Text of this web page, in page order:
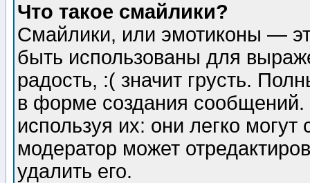
Что такое смайлики?
Смайлики, или эмотиконы —
быть использованы для
радость, :( значит грусть.
в форме создания сообщений.
используя их: они легко
модератор может
удалить его.